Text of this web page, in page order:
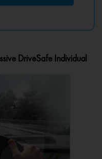
DriveSafe Individual